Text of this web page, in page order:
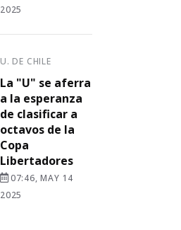
2025
U. DE CHILE
La "U" se aferra
a la esperanza
de clasificar a
octavos de la
Copa
Libertadores
07:46, MAY 14
2025